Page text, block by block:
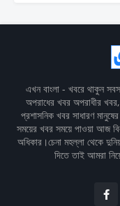
এখন বাংলা - খবরে থাকুন
অপরাধের খবর অপরাধীর
প্রশাসনিক খবর সাধারণ
সময়ের খবর সময়ে পাওয়া আজ
অধিকার।চেনা মহল্লা থেকে
দিতে তাই আমরা